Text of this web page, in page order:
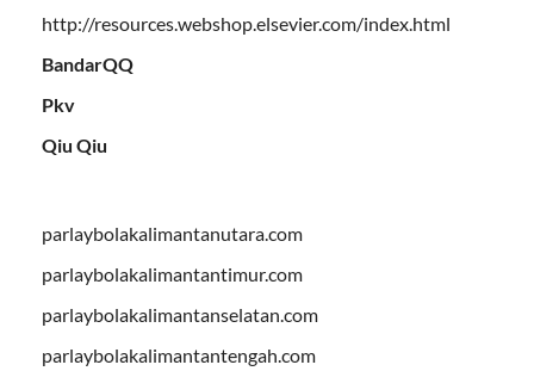
http://resources.webshop.elsevier.com/index.html
BandarQQ
Pkv
Qiu Qiu
parlaybolakalimantanutara.com
parlaybolakalimantantimur.com
parlaybolakalimantanselatan.com
parlaybolakalimantantengah.com